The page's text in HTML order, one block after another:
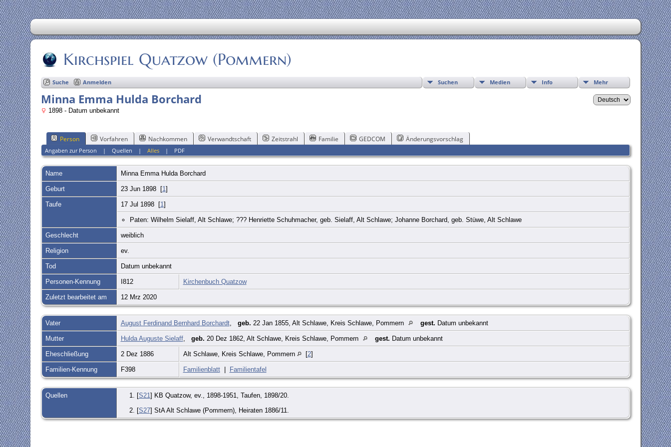
Kirchspiel Quatzow (Pommern)
Suchen Medien Info Mehr
Suche Anmelden
Minna Emma Hulda Borchard
1898 - Datum unbekannt
Person Vorfahren Nachkommen Verwandtschaft Zeitstrahl Familie GEDCOM Änderungsvorschlag
Angaben zur Person |Quellen |Alles | PDF
Name Minna Emma Hulda Borchard
Geburt 23 Jun 1898 [1 ]
Taufe 17 Jul 1898 [1 ]
Paten: Wilhelm Sielaff, Alt Schlawe; ??? Henriette Schuhmacher, geb. Sielaff, Alt Schlawe; Johanne Borchard, geb. Stüwe, Alt Schlawe
Geschlecht weiblich
Religion ev.
Tod Datum unbekannt
Personen-Kennung I812 Kirchenbuch Quatzow
Zuletzt bearbeitet am 12 Mrz 2020
Vater August Ferdinand Bernhard Borchardt, geb. 22 Jan 1855, Alt Schlawe, Kreis Schlawe, Pommern gest. Datum unbekannt
Mutter Hulda Auguste Sielaff, geb. 20 Dez 1862, Alt Schlawe, Kreis Schlawe, Pommern gest. Datum unbekannt
Eheschließung 2 Dez 1886 Alt Schlawe, Kreis Schlawe, Pommern [2]
Familien-Kennung F398 Familienblatt| Familientafel
Quellen [S21 ] KB Quatzow, ev., 1898-1951, Taufen, 1898/20.
[S27] StA Alt Schlawe (Pommern), Heiraten 1886/11.